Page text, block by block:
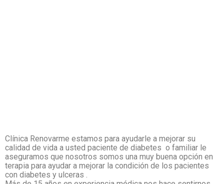
Clínica Renovarme estamos para ayudarle a mejorar su
calidad de vida a usted paciente de diabetes o familiar le
aseguramos que nosotros somos una muy buena opción en
terapia para ayudar a mejorar la condición de los pacientes
con diabetes y ulceras .